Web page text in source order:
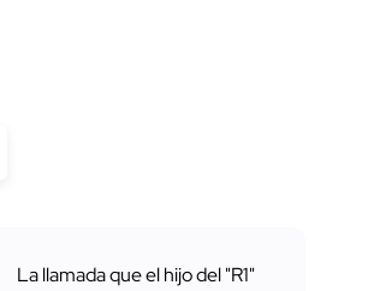
La llamada que el hijo del "R1"